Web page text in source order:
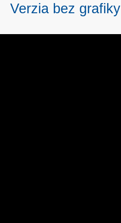
Verzia bez grafiky